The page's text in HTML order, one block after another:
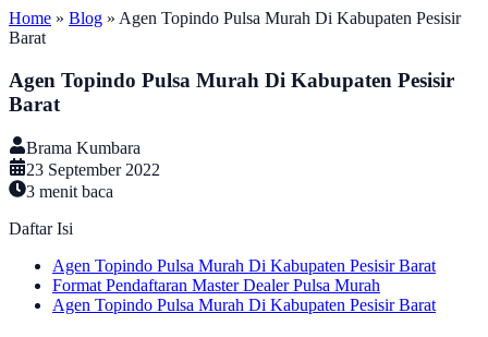
Home » Blog » Agen Topindo Pulsa Murah Di Kabupaten Pesisir
Barat
Agen Topindo Pulsa Murah Di Kabupaten Pesisir
Barat
Brama Kumbara
23 September 2022
3 menit baca
Daftar Isi
Agen Topindo Pulsa Murah Di Kabupaten Pesisir Barat
Format Pendaftaran Master Dealer Pulsa Murah
Agen Topindo Pulsa Murah Di Kabupaten Pesisir Barat